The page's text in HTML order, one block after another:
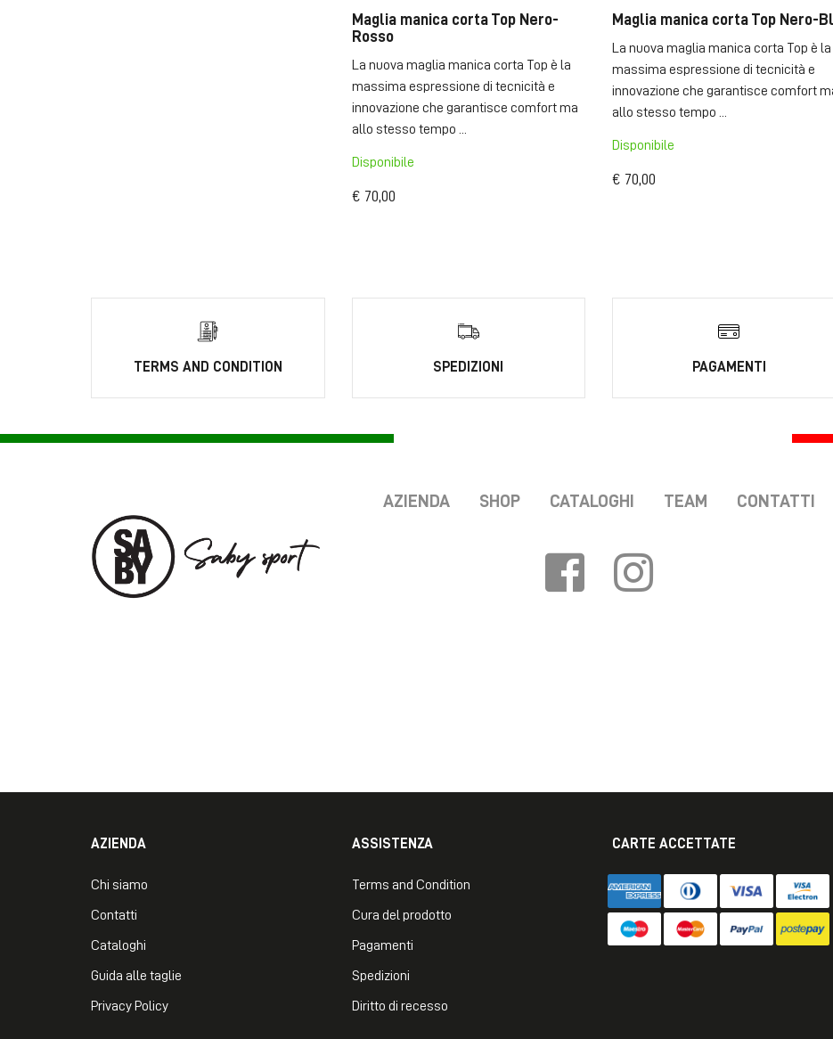
Maglia manica corta Top Nero-
Rosso
La nuova maglia manica corta Top è la
massima espressione di tecnicità e
innovazione che garantisce comfort ma
allo stesso tempo ...
Disponibile
€ 70,00
Maglia manica corta Top Nero-
La nuova maglia manica corta Top è la
massima espressione di tecnicità e
innovazione che garantisce comfort
allo stesso tempo ...
Disponibile
€ 70,00
TERMS AND CONDITION SPEDIZIONI PAGAMENTI
AZIENDA SHOP CATALOGHI TEAM CONTATTI
AZIENDA
Chi siamo
Contatti
Cataloghi
Guida alle taglie
Privacy Policy
ASSISTENZA
Terms and Condition
Cura del prodotto
Pagamenti
Spedizioni
Diritto di recesso
CARTE ACCETTATE